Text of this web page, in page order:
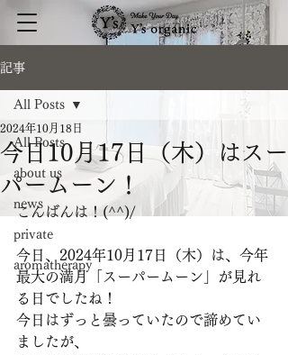
記事
All Posts
about us
news
private
aromatherapy
All Posts
今日10月17日（木）はスー
パームーン！
2024年10月18日
こんばんは！(^^)/
今日、2024年10月17日（木）は、今年
最大の満月「スーパームーン」が見れ
る日でしたね！
今日はずっと曇っていたので諦めてい
ましたが、